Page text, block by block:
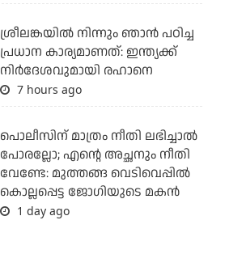
ശ്രീലങ്കയില്‍ നിന്നും ഞാന്‍ പഠിച്ച
പ്രധാന കാര്യമാണത്: ഇന്ത്യക്ക്
നിര്‍ദേശവുമായി രഹാനെ
7 hours ago
പൊലീസിന് മാത്രം നീതി ലഭിച്ചാല്‍
പോരല്ലോ; എന്റെ അച്ഛനും നീതി
വേണ്ടേ: മുത്തങ്ങ വെടിവെപ്പില്‍
കൊല്ലപ്പെട്ട ജോഗിയുടെ മകന്‍
1 day ago